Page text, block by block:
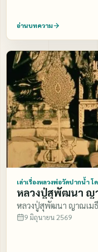
อ่านบทความ
เล่าเรื่องหลวงพ่อวัดปากน้ำ
หลวงปู่สุพัฒนา ญ
หลวงปู่สุพัฒนา ญาณเม
9 มิถุนายน 2569